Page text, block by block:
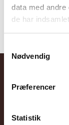
data med andre
de har
Nødvendig
Præferencer
Statistik
Få